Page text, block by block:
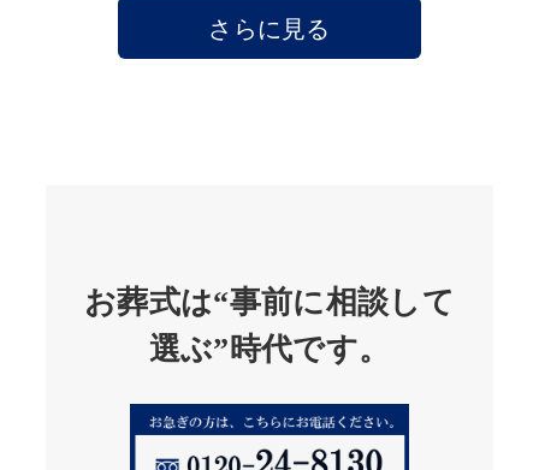
さらに見る
お葬式は“事前に相談して
選ぶ”時代です。